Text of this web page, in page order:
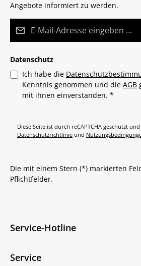
Angebote informiert zu werden.
Datenschutz
Ich habe die
Kenntnis genommen und die AGB
mit ihnen einverstanden. *
Diese Seite ist durch reCAPTCHA geschützt
Datenschutzrichtlinie und
Die mit einem Stern (*) markierten
Pflichtfelder.
Service-Hotline
Service